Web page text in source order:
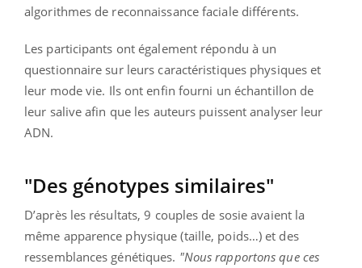
algorithmes de reconnaissance faciale différents.
Les participants ont également répondu à un
questionnaire sur leurs caractéristiques physiques et
leur mode vie. Ils ont enfin fourni un échantillon de
leur salive afin que les auteurs puissent analyser leur
ADN.
"Des génotypes similaires"
D’après les résultats, 9 couples de sosie avaient la
même apparence physique (taille, poids…) et des
ressemblances génétiques. "Nous rapportons que ces